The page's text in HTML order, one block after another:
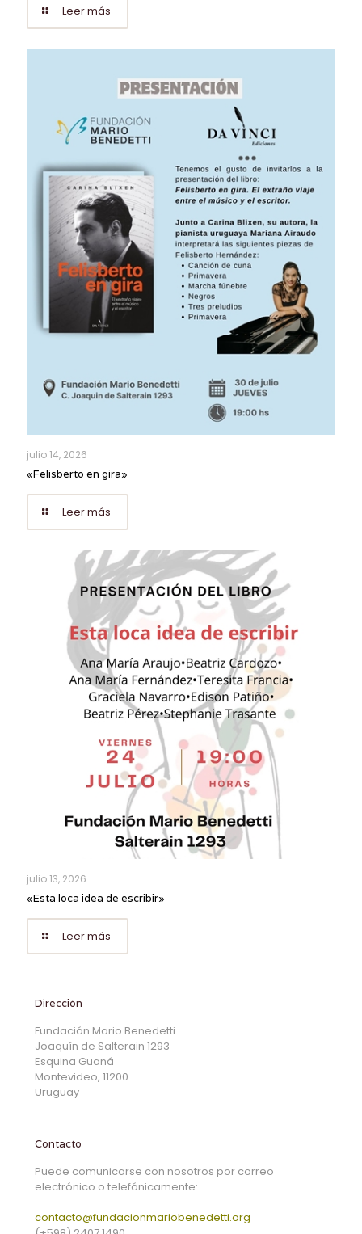
Leer más
julio 14, 2026
«Felisberto en gira»
Leer más
julio 13, 2026
«Esta loca idea de escribir»
Leer más
Dirección
Fundación Mario Benedetti
Joaquín de Salterain 1293
Esquina Guaná
Montevideo, 11200
Uruguay
Contacto
Puede comunicarse con nosotros por correo
electrónico o telefónicamente:
contacto@fundacionmariobenedetti.org